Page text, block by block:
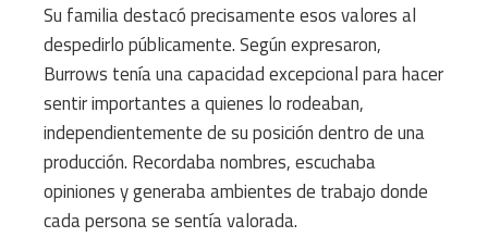
Su familia destacó precisamente esos valores al
despedirlo públicamente. Según expresaron,
Burrows tenía una capacidad excepcional para hacer
sentir importantes a quienes lo rodeaban,
independientemente de su posición dentro de una
producción. Recordaba nombres, escuchaba
opiniones y generaba ambientes de trabajo donde
cada persona se sentía valorada.